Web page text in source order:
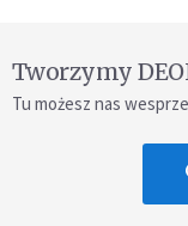
Tworzymy
Tu możesz nas